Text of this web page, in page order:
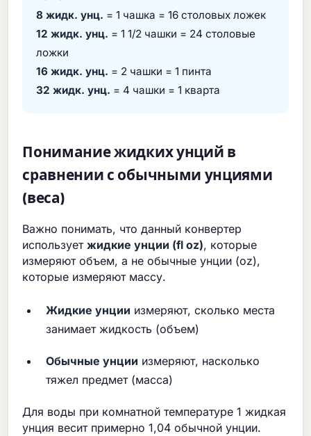
8 жидк. унц. = 1 чашка = 16 столовых ложек
12 жидк. унц. = 1 1/2 чашки = 24 столовые
ложки
16 жидк. унц. = 2 чашки = 1 пинта
32 жидк. унц. = 4 чашки = 1 кварта
Понимание жидких унций в
сравнении с обычными унциями
(веса)
Важно понимать, что данный конвертер
используетжидкие унции (fl oz), которые
измеряют объем, а не обычные унции (oz),
которые измеряют массу.
Жидкие унции измеряют, сколько места
занимает жидкость (объем)
Обычные унции измеряют, насколько
тяжел предмет (масса)
Для воды при комнатной температуре 1 жидкая
унция весит примерно 1,04 обычной унции.